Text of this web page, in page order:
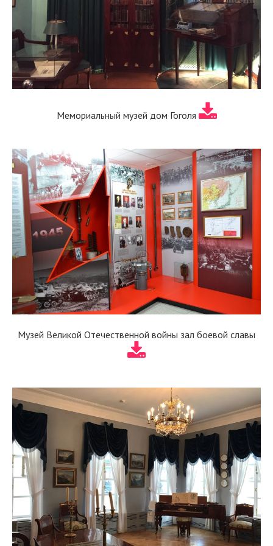
Мемориальный музей дом Гоголя
Музей Великой Отечественной войны зал боевой славы